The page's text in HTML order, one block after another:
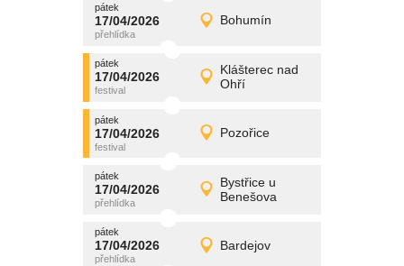
pátek
17/04/2026 Bohumín
pátek
17/04/2026 Detail
promítání
pátek
17/04/2026
Klášterec nad
Ohří
pátek
17/04/2026 Detail
promítání
pátek
17/04/2026 Pozořice
pátek
17/04/2026 Detail
promítání
pátek
17/04/2026
Bystřice u
Benešova
pátek
17/04/2026 Detail
promítání
pátek
17/04/2026 Bardejov
pátek
17/04/2026 Detail
promítání